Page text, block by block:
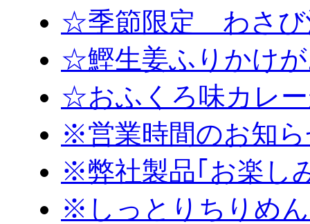
☆季節限定 わさび
☆鰹生姜ふりかけ
☆おふくろ味カレ
※営業時間のお知
※弊社製品｢お楽し
※しっとりちりめ